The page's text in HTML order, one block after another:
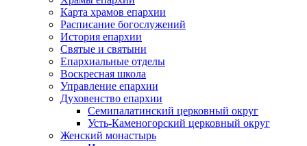
Карта храмов епархии
Расписание богослужений
История епархии
Святые и святыни
Епархиальные отделы
Воскресная школа
Управление епархии
Духовенство епархии
Семипалатинский церковный округ
Усть-Каменогорский церковный округ
Женский монастырь